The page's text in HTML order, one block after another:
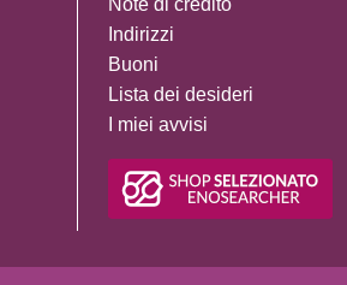
Note di credito
Indirizzi
Buoni
Lista dei desideri
I miei avvisi